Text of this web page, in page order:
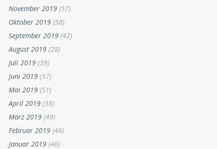
November 2019 (57)
Oktober 2019 (58)
September 2019 (42)
August 2019 (28)
Juli 2019 (39)
Juni 2019 (37)
Mai 2019 (51)
April 2019 (38)
März 2019 (49)
Februar 2019 (46)
Januar 2019 (40)